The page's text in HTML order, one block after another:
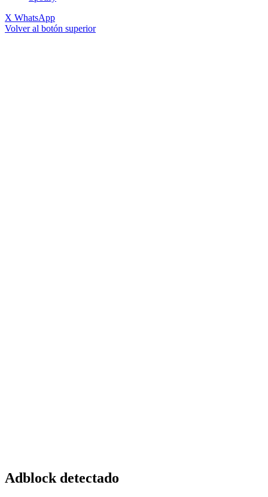
X WhatsApp
Volver al botón superior
Adblock detectado